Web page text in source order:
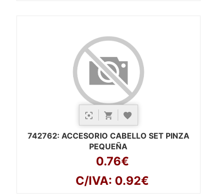
742762: ACCESORIO CABELLO SET PINZA
PEQUEÑA
0.76€
C/IVA: 0.92€